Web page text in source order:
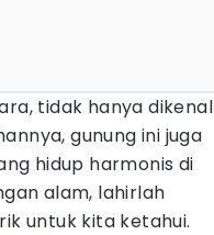
tidak hanya dikenal
gunung ini juga
hidup harmonis di
alam, lahirlah
untuk kita ketahui.